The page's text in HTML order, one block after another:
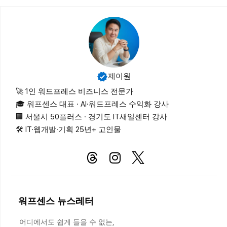
제이원
🚀 1인 워드프레스 비즈니스 전문가
🎓 워프센스 대표 · AI·워드프레스 수익화 강사
🏢 서울시 50플러스 · 경기도 IT새일센터 강사
🛠 IT·웹개발·기획 25년+ 고인물
워프센스 뉴스레터
어디에서도 쉽게 들을 수 없는,